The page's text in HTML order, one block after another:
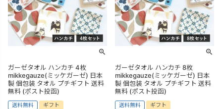
ガーゼタオル ハンカチ 4枚
mikkegauze(ミッケガーゼ) 日本
製 個包装 タオル プチギフト 送料
無料 (ポスト投函)
送料無料 ギフト
ガーゼタオル ハンカチ 8枚
mikkegauze(ミッケガーゼ) 日本
製 個包装 タオル プチギフト 送料
無料 (ポスト投函)
送料無料 ギフト